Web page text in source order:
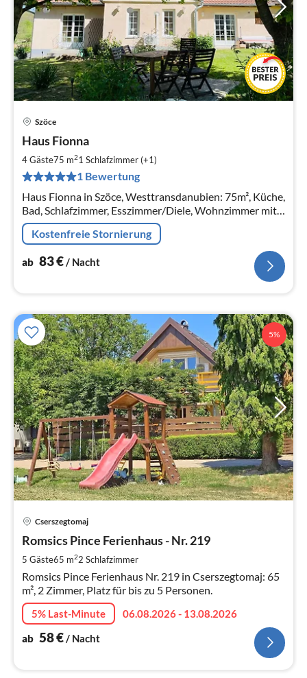
Szöce
Haus Fionna
4 Gäste75 m21 Schlafzimmer (+1)
1 Bewertung
Haus Fionna in Szöce, Westtransdanubien: 75m², Küche,
Bad, Schlafzimmer, Esszimmer/Diele, Wohnzimmer mit
Klappsofa, max. 4 Personen, Haustiere erlaubt
Kostenfreie Stornierung
ab 83€/ Nacht
5%
Cserszegtomaj
Romsics Pince Ferienhaus - Nr. 219
5 Gäste65 m22 Schlafzimmer
Romsics Pince Ferienhaus Nr. 219 in Cserszegtomaj: 65
m², 2 Zimmer, Platz für bis zu 5 Personen.
5% Last-Minute
06.08.2026 - 13.08.2026
ab 58€/ Nacht